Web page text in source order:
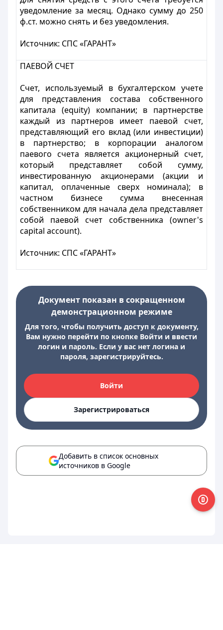
уведомление за месяц. Однако сумму до 250
ф.ст. можно снять и без уведомления.
Источник: СПС «ГАРАНТ»
ПАЕВОЙ СЧЕТ
Счет, используемый в бухгалтерском учете
для представления состава собственного
капитала (equity) компании; в партнерстве
каждый из партнеров имеет паевой счет,
представляющий его вклад (или инвестиции)
в партнерство; в корпорации аналогом
паевого счета является акционерный счет,
который представляет собой сумму,
инвестированную акционерами (акции и
капитал, оплаченные сверх номинала); в
частном бизнесе сумма внесенная
собственником для начала дела представляет
собой паевой счет собственника (owner's
capital account).
Источник: СПС «ГАРАНТ»
Документ показан в сокращенном
демонстрационном режиме
Для того, чтобы получить доступ к документу,
Вам нужно перейти по кнопке Войти и ввести
логин и пароль. Если у вас нет логина и
пароля, зарегистрируйтесь.
Войти
Зарегистрироваться
Добавить в список основных
источников в Google